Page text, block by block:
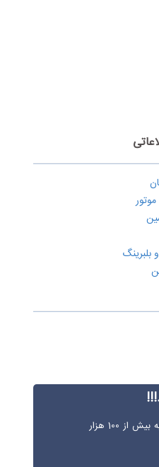
معرفی محصولات به بیش از 100 هزار